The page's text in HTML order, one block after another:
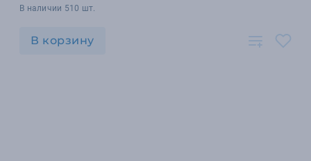
В наличии 510 шт.
В корзину